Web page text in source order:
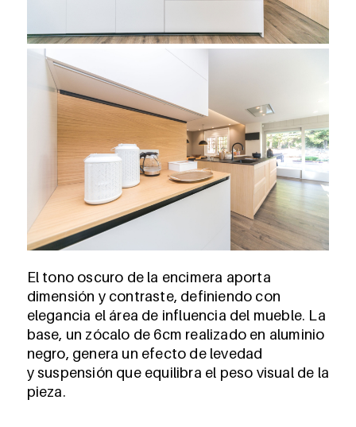
El tono oscuro de la encimera aporta
dimensión y contraste, definiendo con
elegancia el área de influencia del mueble. La
base, un zócalo de 6cm realizado en aluminio
negro, genera un efecto de levedad
y suspensión que equilibra el peso visual de la
pieza.